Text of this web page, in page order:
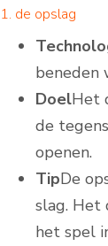
1. de opslag
beneden
DoelHet
de
openen.
TipDe
slag. Het
het spel